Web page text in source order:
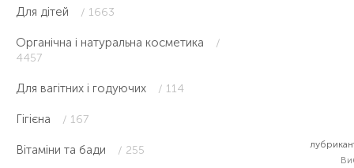
Для дітей / 1663
Органічна і натуральна косметика
/
4457
Для вагітних і годуючих / 114
Гігієна / 167
Вітаміни та бади / 255